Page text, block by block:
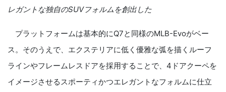
レガントな独自のSUVフォルムを創出した
プラットフォームは基本的にQ7と同様のMLB-Evoがベー
ス。そのうえで、エクステリアに低く優雅な弧を描くルーフ
ラインやフレームレスドアを採用することで、 4 ドアクーペを
イメージさせるスポーティかつエレガントなフォルムに仕立